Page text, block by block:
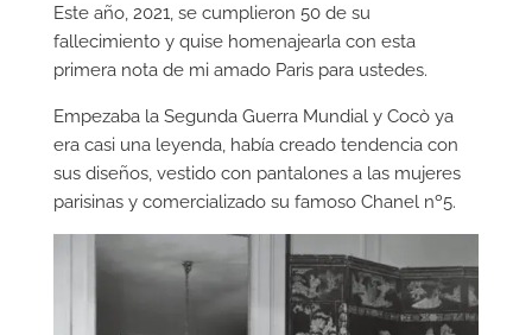
Este año, 2021, se cumplieron 50 de su
fallecimiento y quise homenajearla con esta
primera nota de mi amado Paris para ustedes.
Empezaba la Segunda Guerra Mundial y Cocò ya
era casi una leyenda, había creado tendencia con
sus diseños, vestido con pantalones a las mujeres
parisinas y comercializado su famoso Chanel nº5.